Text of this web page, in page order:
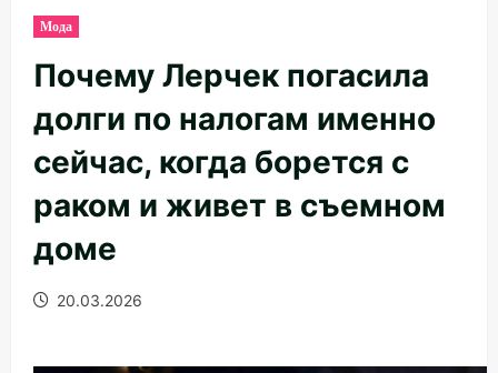
Мода
Почему Лерчек погасила
долги по налогам именно
сейчас, когда борется с
раком и живет в съемном
доме
20.03.2026